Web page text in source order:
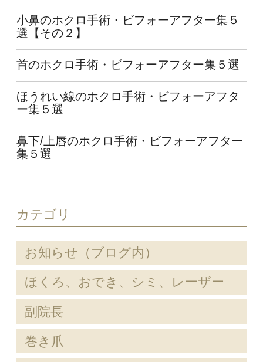
小鼻のホクロ手術・ビフォーアフター集５
選【その２】
首のホクロ手術・ビフォーアフター集５選
ほうれい線のホクロ手術・ビフォーアフタ
ー集５選
鼻下/上唇のホクロ手術・ビフォーアフター
集５選
カテゴリ
お知らせ（ブログ内）
ほくろ、おでき、シミ、レーザー
副院長
巻き爪